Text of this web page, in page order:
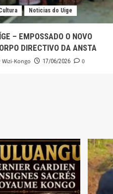
Noticias do Uige
– EMPOSSADO O NOVO
DIRECTIVO DA ANSTA
Wizi-Kongo 17/06/2026 0